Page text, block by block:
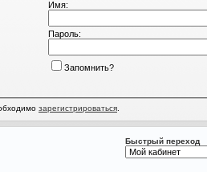
Имя:
Пароль:
Запомнить?
зарегистрироваться
Быстрый переход